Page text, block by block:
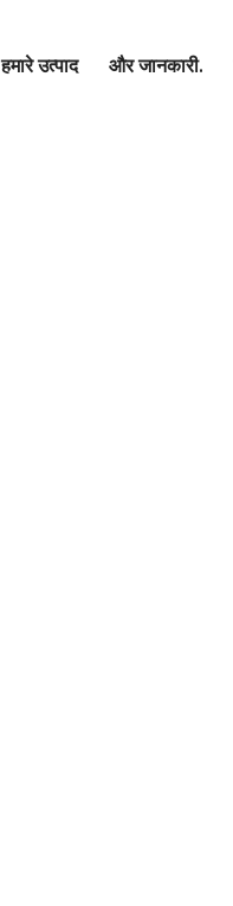
हमारे उत्पाद और जानकारी.